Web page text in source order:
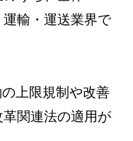
輸・運送業界で
上限規制や改善
関連法の適用が